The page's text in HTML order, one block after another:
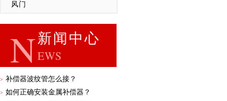
风门
N新闻中心
EWS
> 补偿器波纹管怎么接？
> 如何正确安装金属补偿器？